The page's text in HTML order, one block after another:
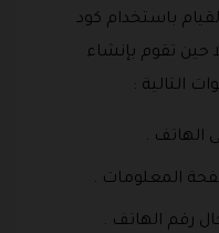
باستخدام كود
او كود خصم تويو ٩٠٪ إلا حين تقوم بإنشاء
التالية :
الهاتف .
المعلومات .
رقم الهاتف .